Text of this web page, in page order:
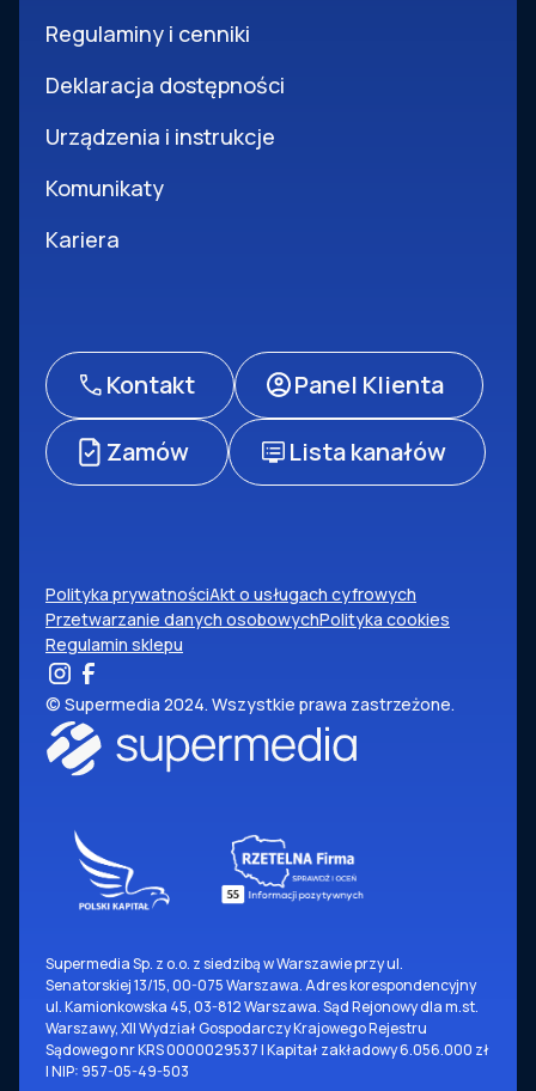
Regulaminy i cenniki
Deklaracja dostępności
Urządzenia i instrukcje
Komunikaty
Kariera
Kontakt Panel Klienta
Zamów Lista kanałów
Polityka prywatnościAkt o usługach cyfrowych
Przetwarzanie danych osobowychPolityka cookies
Regulamin sklepu
© Supermedia 2024. Wszystkie prawa zastrzeżone.
Supermedia Sp. z o.o. z siedzibą w Warszawie przy ul.
Senatorskiej 13/15, 00-075 Warszawa. Adres korespondencyjny
ul. Kamionkowska 45, 03-812 Warszawa. Sąd Rejonowy dla m.st.
Warszawy, XII Wydział Gospodarczy Krajowego Rejestru
Sądowego nr KRS 0000029537 | Kapitał zakładowy 6.056.000 zł
| NIP: 957-05-49-503